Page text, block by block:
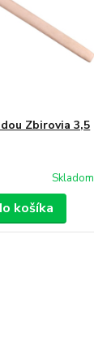
Zbirovia 3,5
Skladom
košíka